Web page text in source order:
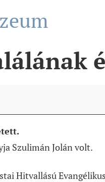
Szulimán Jolán volt.
Hitvallású